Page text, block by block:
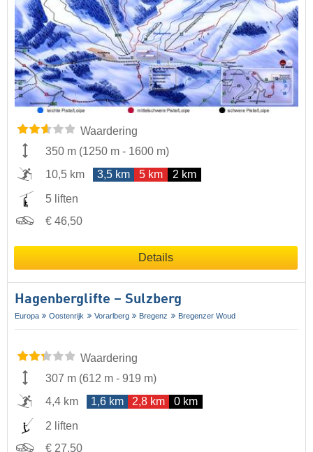
Waardering
350 m (1250 m - 1600 m)
10,5 km
3,5 km 5 km 2 km
5 liften
€ 46,50
Details
Hagenberglifte – Sulzberg
Europa Oostenrijk Vorarlberg Bregenz Bregenzer Woud
Waardering
307 m (612 m - 919 m)
4,4 km
1,6 km 2,8 km 0 km
2 liften
€ 27,50